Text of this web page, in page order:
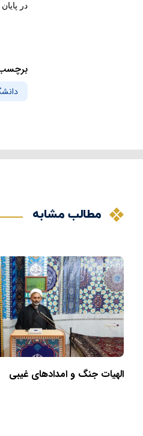
در
مطالب مشابه
الهیات جنگ و امدادهای غیبی